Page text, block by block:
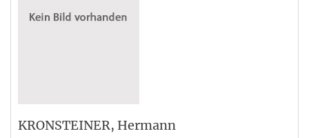
KRONSTEINER, Hermann